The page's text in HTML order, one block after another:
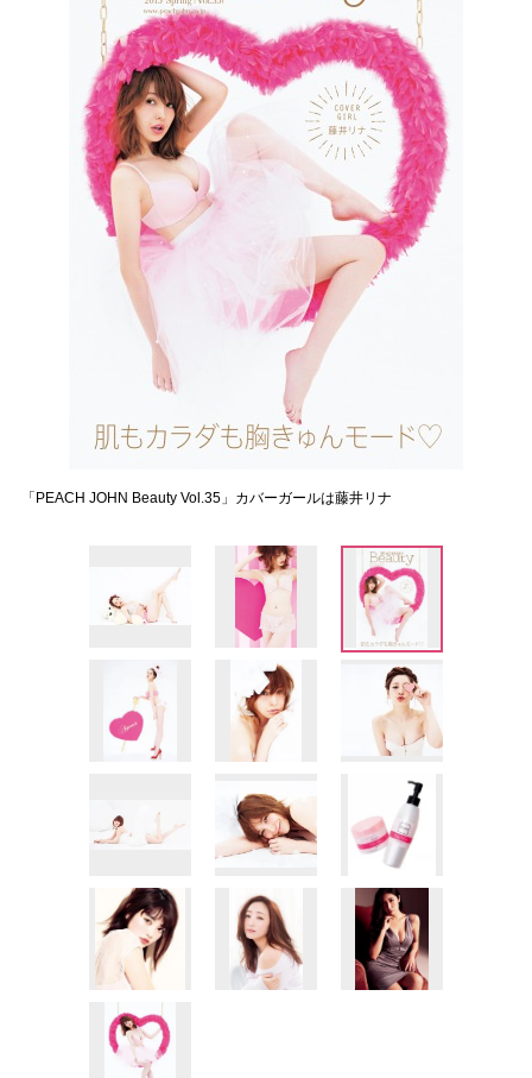
「PEACH JOHN Beauty Vol.35」カバーガールは藤井リナ